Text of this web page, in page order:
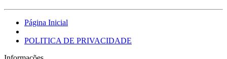
Página Inicial
POLITICA DE PRIVACIDADE